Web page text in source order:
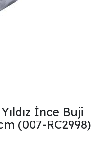
İnce Buji
(007-RC2998)